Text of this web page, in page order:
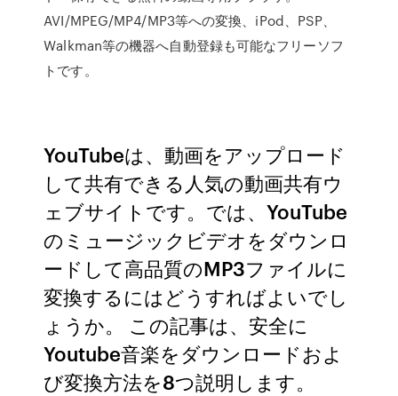
AVI/MPEG/MP4/MP3等への変換、iPod、PSP、
Walkman等の機器へ自動登録も可能なフリーソフ
トです。
YouTubeは、動画をアップロード
して共有できる人気の動画共有ウ
ェブサイトです。では、YouTube
のミュージックビデオをダウンロ
ードして高品質のMP3ファイルに
変換するにはどうすればよいでし
ょうか。 この記事は、安全に
Youtube音楽をダウンロードおよ
び変換方法を8つ説明します。